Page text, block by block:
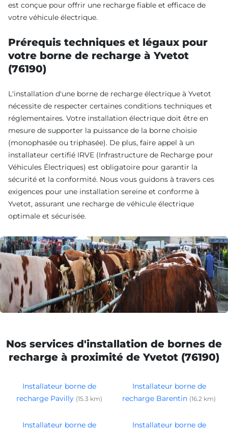
est conçue pour offrir une recharge fiable et efficace de
votre véhicule électrique.
Prérequis techniques et légaux pour
votre borne de recharge à Yvetot
(76190)
L'installation d'une borne de recharge électrique à Yvetot
nécessite de respecter certaines conditions techniques et
réglementaires. Votre installation électrique doit être en
mesure de supporter la puissance de la borne choisie
(monophasée ou triphasée). De plus, faire appel à un
installateur certifié IRVE (Infrastructure de Recharge pour
Véhicules Électriques) est obligatoire pour garantir la
sécurité et la conformité. Nous vous guidons à travers ces
exigences pour une installation sereine et conforme à
Yvetot, assurant une recharge de véhicule électrique
optimale et sécurisée.
Nos services d'installation de bornes de
recharge à proximité de Yvetot (76190)
Installateur borne de
recharge Pavilly (15.3 km)
Installateur borne de
recharge Barentin (16.2 km)
Installateur borne de
Installateur borne de